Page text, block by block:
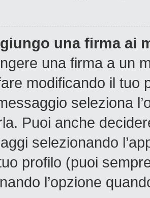
una firma ai
una firma a un
modificando il tuo
seleziona
Puoi anche
selezionando
profilo (puoi
l’opzione